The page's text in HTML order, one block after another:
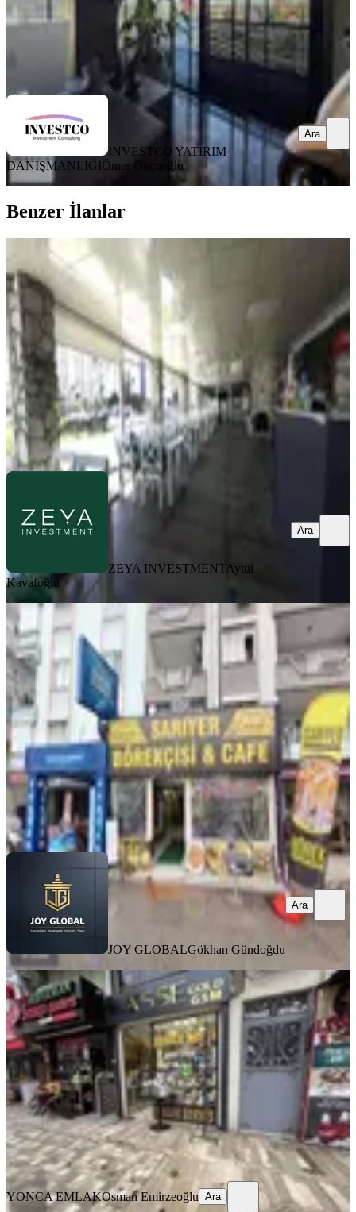
INVESTCO YATIRIM DANIŞMANLIĞIÖmer Okçuoğlu
INVESTCO YATIRIM
DANIŞMANLIĞIÖmer Okçuoğlu
Ara
Benzer İlanlar
Yenigün'de Devren Kiralık Restoran
Muratpaşa, Yenigün Mahallesi
180 m²
Düz Giriş (Zemin) 28.03.2026
7.500.000 ₺
ZEYA INVESTMENT Aytül Kavafoğlu
Ara
ZEYA INVESTMENTAytül
Kavafoğlu
Ara
Ruhsat, İsim Hakkı Ve Tüm Ekipman
İle Devren Kiralık Çok Merkezi
Muratpaşa, Sedir Mahallesi
1 Oda
200 m² ·Düz Giriş (Zemin)· 03.06.2026
1.250.000 ₺
JOY GLOBAL Gökhan Gündoğdu
Ara
JOY GLOBALGökhan Gündoğdu
Ara
Antalya Muratpaşa Haşim İşcan
Mahallesi Devren Satılık Dükkan
Muratpaşa, Haşimişcan Mahallesi
1 Oda·25 m²·Düz Giriş (Zemin) ·03.03.2026
2.500.000 ₺
YONCA EMLAK Osman Emirzeoğlu
Ara
YONCA EMLAKOsman Emirzeoğlu Ara